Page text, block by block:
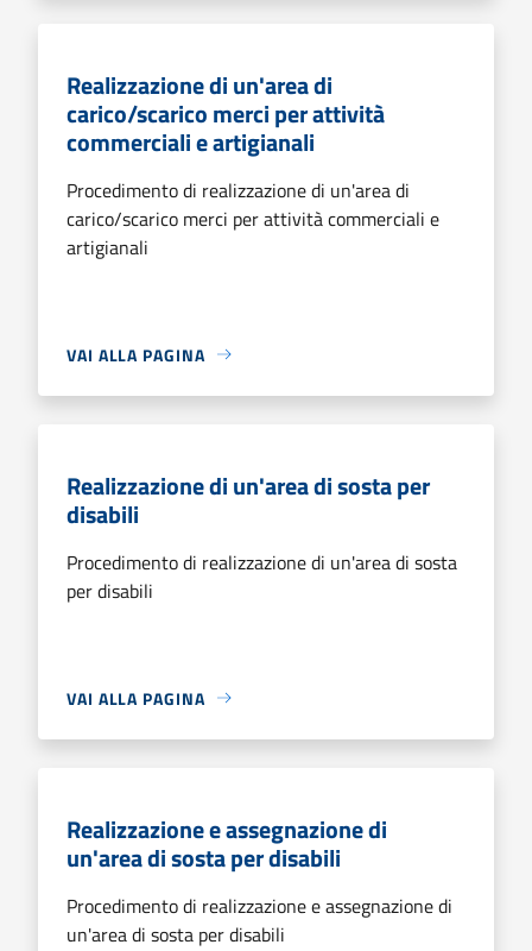
Realizzazione di un'area di
carico/scarico merci per attività
commerciali e artigianali
Procedimento di realizzazione di un'area di
carico/scarico merci per attività commerciali e
artigianali
VAI ALLA PAGINA
Realizzazione di un'area di sosta per
disabili
Procedimento di realizzazione di un'area di sosta
per disabili
VAI ALLA PAGINA
Realizzazione e assegnazione di
un'area di sosta per disabili
Procedimento di realizzazione e assegnazione di
un'area di sosta per disabili